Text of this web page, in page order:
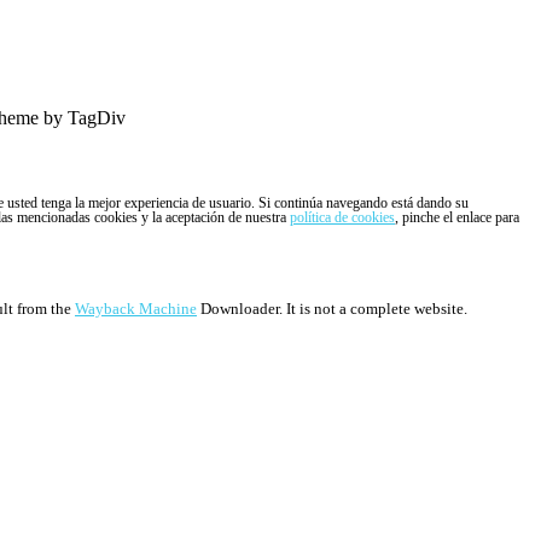
by TagDiv
tenga la mejor experiencia de usuario. Si continúa navegando está dando su
mencionadas cookies y la aceptación de nuestra política de cookies, pinche el enlace para
from the Wayback Machine Downloader. It is not a complete website.